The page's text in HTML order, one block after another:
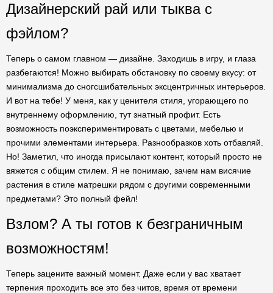
Дизайнерский рай или тыква с
фэйлом?
Теперь о самом главном — дизайне. Заходишь в игру, и глаза
разбегаются! Можно выбирать обстановку по своему вкусу: от
минимализма до сногсшибательных эксцентричных интерьеров.
И вот на тебе! У меня, как у ценителя стиля, угорающего по
внутреннему оформлению, тут знатный профит. Есть
возможность поэкспериментировать с цветами, мебелью и
прочими элементами интерьера. Разнообразков хоть отбавляй.
Но! Заметил, что иногда присылают контент, который просто не
вяжется с общим стилем. Я не понимаю, зачем нам висячие
растения в стиле матрешки рядом с другими современными
предметами? Это полный фейл!
Взлом? А ты готов к безграничным
возможностям!
Теперь зацените важный момент. Даже если у вас хватает
терпения проходить все это без читов, время от времени